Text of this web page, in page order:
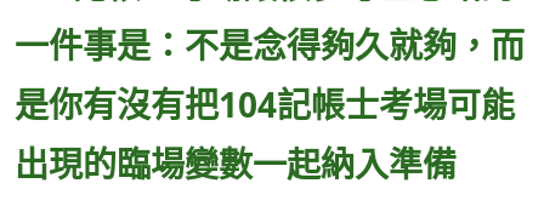
一件事是：不是念得夠久就夠，而
是你有沒有把104記帳士考場可能
出現的臨場變數一起納入準備